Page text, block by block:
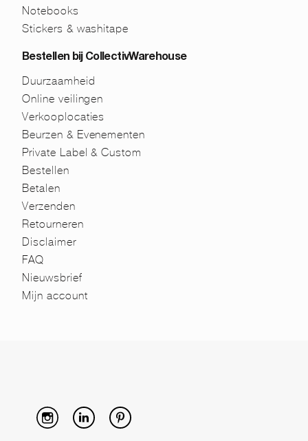
Notebooks
Stickers & washitape
Bestellen bij CollectivWarehouse
Duurzaamheid
Online veilingen
Verkooplocaties
Beurzen & Evenementen
Private Label & Custom
Bestellen
Betalen
Verzenden
Retourneren
Disclaimer
FAQ
Nieuwsbrief
Mijn account